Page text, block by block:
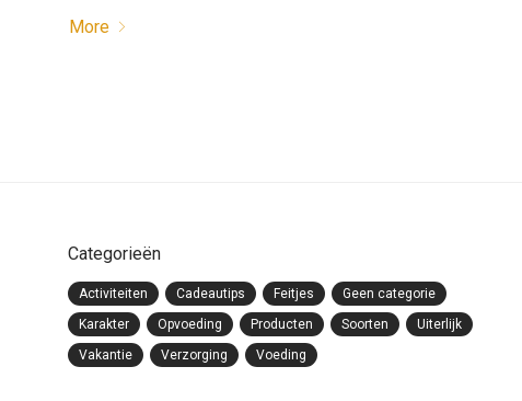
More
Categorieën
Activiteiten Cadeautips Feitjes
Geen categorie
Karakter
Opvoeding Producten Soorten
Uiterlijk
Vakantie
Verzorging Voeding